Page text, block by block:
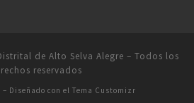
de Alto Selva Alegre – Todos los
reservados
– Diseñado con el Tema Customizr